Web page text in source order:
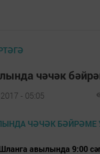
чәчәк
- 05:05
авылында 9:00